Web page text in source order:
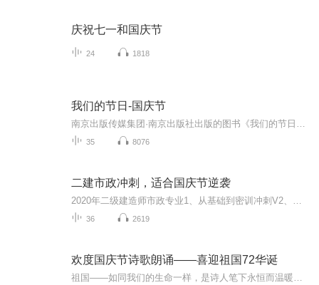
庆祝七一和国庆节
24 1818
我们的节日-国庆节
35 8076
二建市政冲刺，适合国庆节逆袭
36 2619
欢度国庆节诗歌朗诵——喜迎祖国72华诞